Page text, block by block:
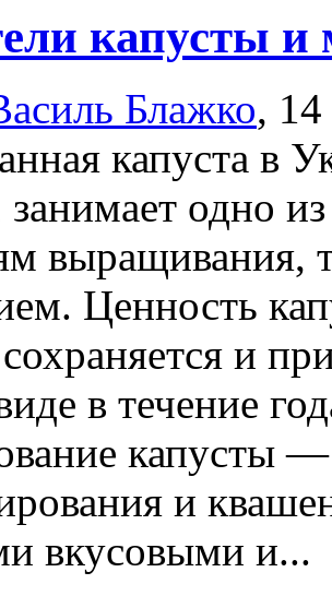
капусты
Блажко,
капуста в
занимает одно
выращивания,
Ценность
и
в течение
капусты
и
вкусовыми и...